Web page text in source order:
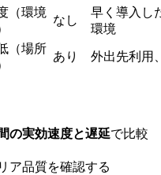
（環境
なし
早く導入し
環境
（場所
あり 外出先利用
の実効速度と遅延で比較
ア品質を確認する